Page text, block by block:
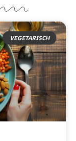
VEGETARISCH